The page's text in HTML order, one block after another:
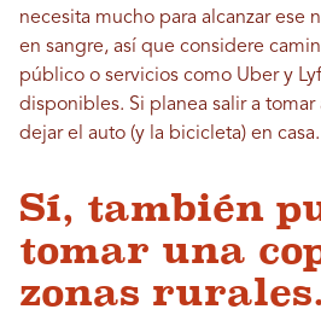
necesita mucho para alcanzar ese
en sangre, así que considere
público o servicios como Uber y
disponibles. Si planea salir a
dejar el auto (y la bicicleta) en casa.
Sí, también
tomar una
zonas rurales.